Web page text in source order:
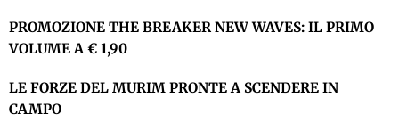
PROMOZIONE THE BREAKER NEW WAVES: IL PRIMO
VOLUME A € 1,90
LE FORZE DEL MURIM PRONTE A SCENDERE IN
CAMPO